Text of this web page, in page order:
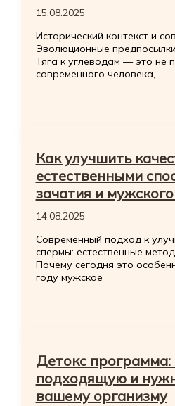
15.08.2025
Исторический контекст и
Эволюционные
Тяга к углеводам — это не
современного человека,
Как улучшить
естественными
зачатия и
14.08.2025
Современный подход к
спермы: естественные
Почему сегодня это
году мужское
Детокс
подходящую и
вашему организму